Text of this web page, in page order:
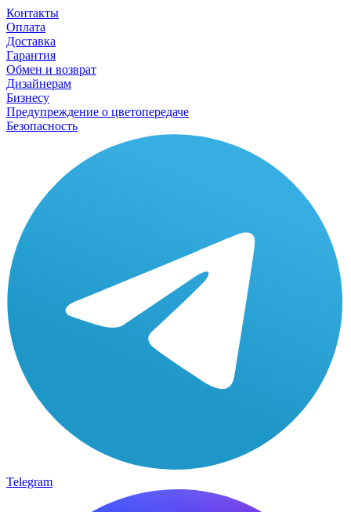
Контакты
Оплата
Доставка
Гарантия
Обмен и возврат
Дизайнерам
Бизнесу
Предупреждение о цветопередаче
Безопасность
Telegram